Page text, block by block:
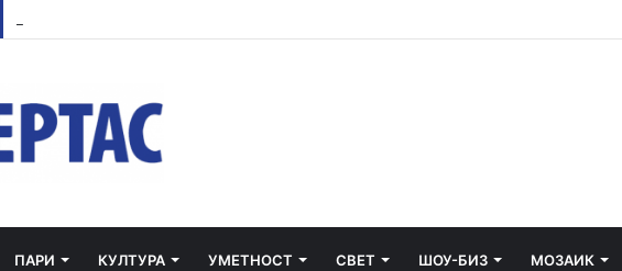
ПАРИ КУЛТУРА УМЕТНОСТ СВЕТ ШОУ-БИЗ МОЗАИК